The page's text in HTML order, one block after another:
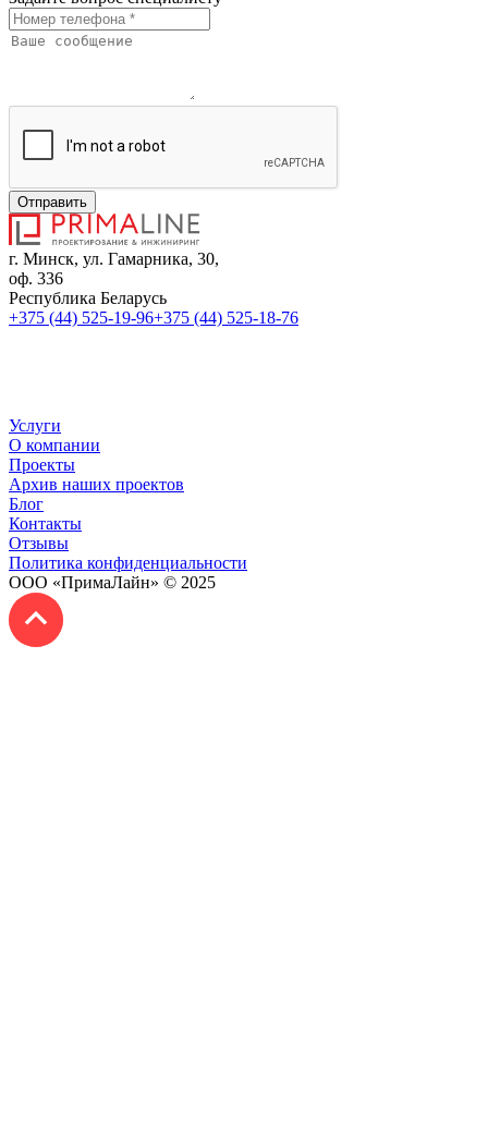
Отправить
г. Минск, ул. Гамарника, 30,
оф. 336
Республика Беларусь
+375 (44) 525-19-96+375 (44) 525-18-76
Услуги
О компании
Проекты
Архив наших проектов
Блог
Контакты
Отзывы
Политика конфиденциальности
ООО «ПримаЛайн» © 2025